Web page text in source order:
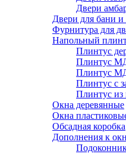
Двери
Двери для бани и
Фурнитура для
Напольный
Плинтус
Плинтус
Плинтус
Плинтус с
Плинтус из
Окна деревянные
Окна
Обсадная коробка
Дополнения к